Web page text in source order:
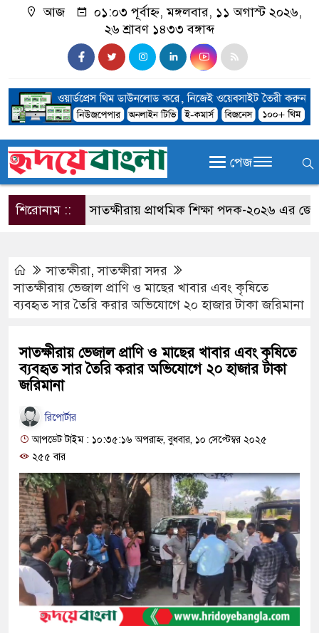
আজ
০১:০৩ পূর্বাহ্ন, মঙ্গলবার, ১১ অগাস্ট ২০২৬,
২৬ শ্রাবণ ১৪৩৩ বঙ্গাব্দ
পেজ
শিরোনাম ::সাতক্ষীরায় প্রাথমিক শিক্ষা পদক-২০২৬ এর জেলা
সাতক্ষীরা,সাতক্ষীরা সদর
সাতক্ষীরায় ভেজাল প্রাণি ও মাছের খাবার এবং কৃষিতে
ব্যবহৃত সার তৈরি করার অভিযোগে ২০ হাজার টাকা জরিমানা
সাতক্ষীরায় ভেজাল প্রাণি ও মাছের খাবার এবং কৃষিতে
ব্যবহৃত সার তৈরি করার অভিযোগে ২০ হাজার টাকা
জরিমানা
রিপোর্টার
আপডেট টাইম : ১০:৩৫:১৬ অপরাহ্ন, বুধবার, ১০ সেপ্টেম্বর ২০২৫
২৫৫ বার